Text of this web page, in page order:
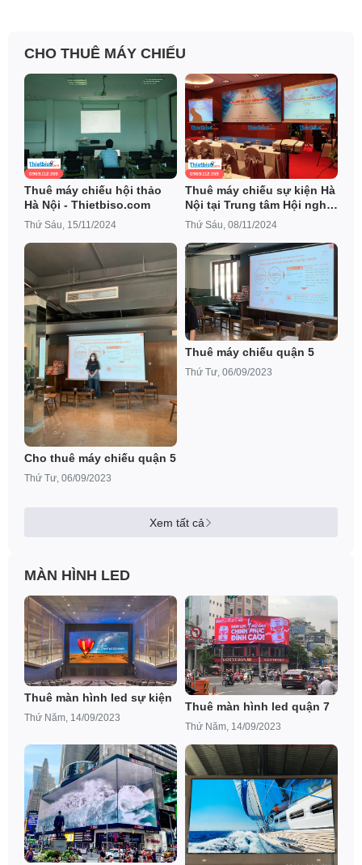
CHO THUÊ MÁY CHIẾU
Thuê máy chiếu hội thảo
Hà Nội - Thietbiso.com
Thứ Sáu, 15/11/2024
Thuê máy chiếu sự kiện Hà
Nội tại Trung tâm Hội nghị
Quốc gia
Thứ Sáu, 08/11/2024
Cho thuê máy chiếu quận 5
Thứ Tư, 06/09/2023
Thuê máy chiếu quận 5
Thứ Tư, 06/09/2023
Xem tất cả
MÀN HÌNH LED
Thuê màn hình led sự kiện
Thứ Năm, 14/09/2023
Thuê màn hình led quận 7
Thứ Năm, 14/09/2023